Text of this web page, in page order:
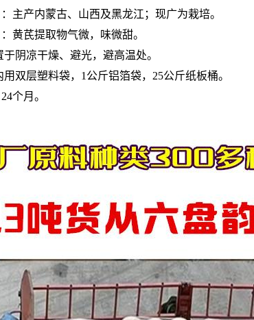
：主产内蒙古、山西及黑龙江；现广为栽培。
黄芪提取物气微，味微甜。
于阴凉干燥、避光，避高温处。
用双层塑料袋，1公斤铝箔袋，25公斤纸板桶。
个月。